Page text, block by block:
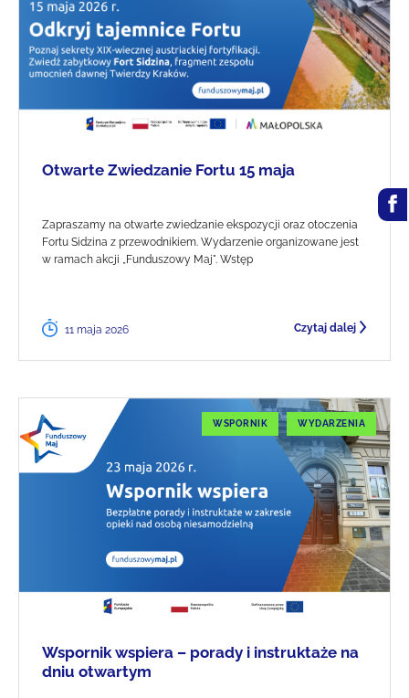
Otwarte Zwiedzanie Fortu 15 maja
Zapraszamy na otwarte zwiedzanie ekspozycji oraz otoczenia
Fortu Sidzina z przewodnikiem. Wydarzenie organizowane jest
w ramach akcji „Funduszowy Maj". Wstęp
11 maja 2026 Czytaj dalej
WSPORNIK WYDARZENIA
Wspornik wspiera – porady i instruktaże na
dniu otwartym